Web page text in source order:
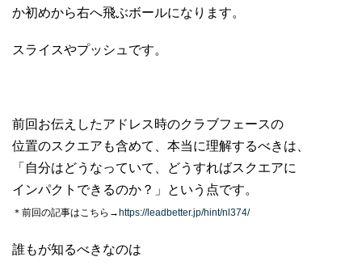
か初めから右へ飛ぶボールになります。
スライスやプッシュです。
前回お伝えしたアドレス時のクラブフェースの
位置のスクエアも含めて、本当に理解するべきは、
「自分はどうなっていて、どうすればスクエアに
インパクトできるのか？」という点です。
＊前回の記事はこちら→ https://leadbetter.jp/hint/nl374/
誰もが知るべきなのは